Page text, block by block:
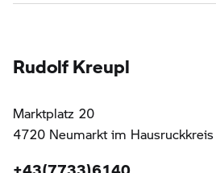
Rudolf Kreupl
Marktplatz 20
4720 Neumarkt im Hausruckkreis